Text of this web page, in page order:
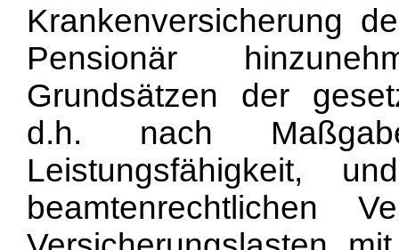
Krankenversicherung
Pensionär
Grundsätzen der
d.h. nach
Leistungsfähigkeit,
beamtenrechtlichen